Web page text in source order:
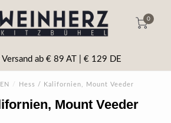
0
Versand ab € 89 AT | € 129 DE
/ Hess / Kalifornien, Mount Veeder
Mount Veeder